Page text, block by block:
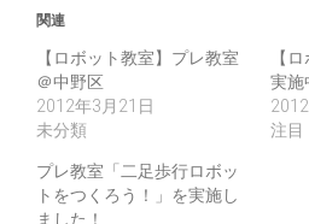
関連
【ロボット教室】プレ教室
＠中野区
2012年3月21日
未分類
【
実施
注目
プレ教室「二足歩行ロボッ
トをつくろう！」を実施し
ました！